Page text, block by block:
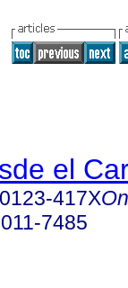
el
0123-417X
7485